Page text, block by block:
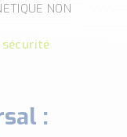
NON
sécurité
: